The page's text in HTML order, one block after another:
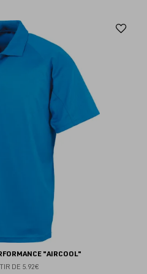
"AIRCOOL"
DE 5.92€